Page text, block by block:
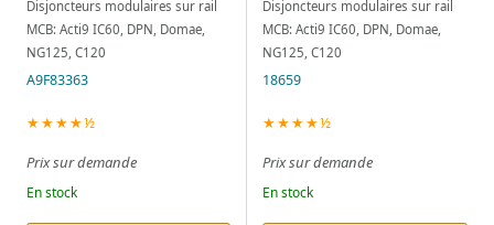
Disjoncteurs modulaires sur rail
MCB: Acti9 IC60, DPN, Domae,
NG125, C120
A9F83363
★★★★½
Prix sur demande
En stock
Disjoncteurs modulaires sur rail
MCB: Acti9 IC60, DPN, Domae,
NG125, C120
18659
★★★★½
Prix sur demande
En stock